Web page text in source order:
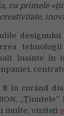
cu primele
înainte în
fi în curând
multe, vizitați